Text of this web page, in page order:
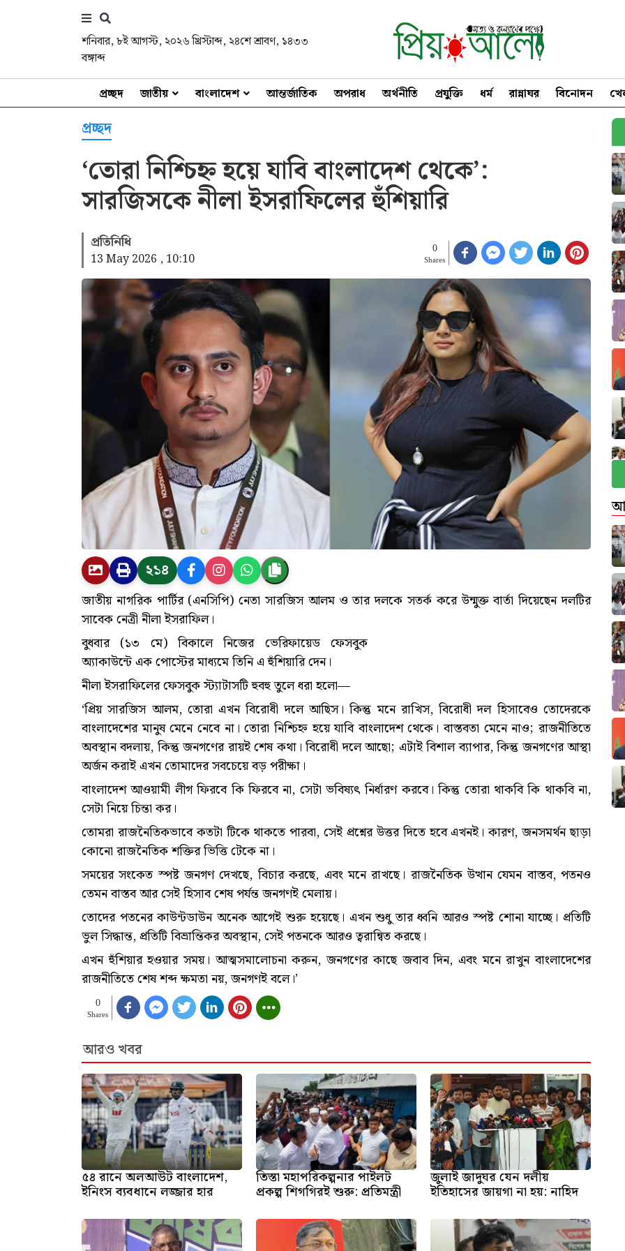
শনিবার,৮ই আগস্ট, ২০২৬ খ্রিস্টাব্দ, ২৪শে শ্রাবণ, ১৪৩৩
বঙ্গাব্দ
প্রচ্ছদ জাতীয় বাংলাদেশ আন্তর্জাতিক অপরাধ অর্থনীতি প্রযুক্তি ধর্ম রান্নাঘর বিনোদন
প্রচ্ছদ
‘তোরা নিশ্চিহ্ন হয়ে যাবি বাংলাদেশ থেকে’:
সারজিসকে নীলা ইসরাফিলের হুঁশিয়ারি
প্রতিনিধি
13 May 2026 , 10:10
0
Shares
২১৪
জাতীয় নাগরিক পার্টির (এনসিপি) নেতা সারজিস আলম ও তার দলকে সতর্ক করে উন্মুক্ত বার্তা দিয়েছেন দলটির
সাবেক নেত্রী নীলা ইসরাফিল।
বুধবার (১৩ মে) বিকালে নিজের ভেরিফায়েড ফেসবুক
অ্যাকাউন্টে এক পোস্টের মাধ্যমে তিনি এ হুঁশিয়ারি দেন।
নীলা ইসরাফিলের ফেসবুক স্ট্যাটাসটি হুবহু তুলে ধরা হলো—
‘প্রিয় সারজিস আলম, তোরা এখন বিরোধী দলে আছিস। কিন্তু মনে রাখিস, বিরোধী দল হিসাবেও তোদেরকে
বাংলাদেশের মানুষ মেনে নেবে না। তোরা নিশ্চিহ্ন হয়ে যাবি বাংলাদেশ থেকে। বাস্তবতা মেনে নাও; রাজনীতিতে
অবস্থান বদলায়, কিন্তু জনগণের রায়ই শেষ কথা। বিরোধী দলে আছো; এটাই বিশাল ব্যাপার, কিন্তু জনগণের আস্থা
অর্জন করাই এখন তোমাদের সবচেয়ে বড় পরীক্ষা।
বাংলাদেশ আওয়ামী লীগ ফিরবে কি ফিরবে না, সেটা ভবিষ্যৎ নির্ধারণ করবে। কিন্তু তোরা থাকবি কি থাকবি না,
সেটা নিয়ে চিন্তা কর।
তোমরা রাজনৈতিকভাবে কতটা টিকে থাকতে পারবা, সেই প্রশ্নের উত্তর দিতে হবে এখনই। কারণ, জনসমর্থন ছাড়া
কোনো রাজনৈতিক শক্তির ভিত্তি টেকে না।
সময়ের সংকেত স্পষ্ট জনগণ দেখছে, বিচার করছে, এবং মনে রাখছে। রাজনৈতিক উত্থান যেমন বাস্তব, পতনও
তেমন বাস্তব আর সেই হিসাব শেষ পর্যন্ত জনগণই মেলায়।
তোদের পতনের কাউন্টডাউন অনেক আগেই শুরু হয়েছে। এখন শুধু তার ধ্বনি আরও স্পষ্ট শোনা যাচ্ছে। প্রতিটি
ভুল সিদ্ধান্ত, প্রতিটি বিভ্রান্তিকর অবস্থান, সেই পতনকে আরও ত্বরান্বিত করছে।
এখন হুঁশিয়ার হওয়ার সময়। আত্মসমালোচনা করুন, জনগণের কাছে জবাব দিন, এবং মনে রাখুন বাংলাদেশের
রাজনীতিতে শেষ শব্দ ক্ষমতা নয়, জনগণই বলে।’
0
Shares
আরও খবর
৫৪ রানে অলআউট বাংলাদেশ,
ইনিংস ব্যবধানে লজ্জার হার
তিস্তা মহাপরিকল্পনার পাইলট
প্রকল্প শিগগিরই শুরু: প্রতিমন্ত্রী
জুলাই জাদুঘর যেন দলীয়
ইতিহাসের জায়গা না হয়: নাহিদ